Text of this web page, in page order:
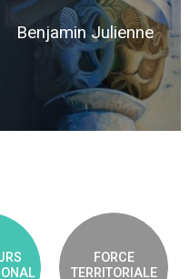
Benjamin Julienne
FORCE
TERRITORIALE